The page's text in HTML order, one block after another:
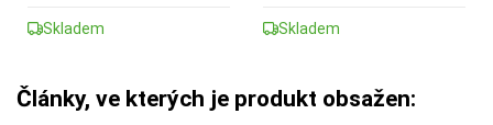
Skladem Skladem
Články, ve kterých je produkt obsažen: